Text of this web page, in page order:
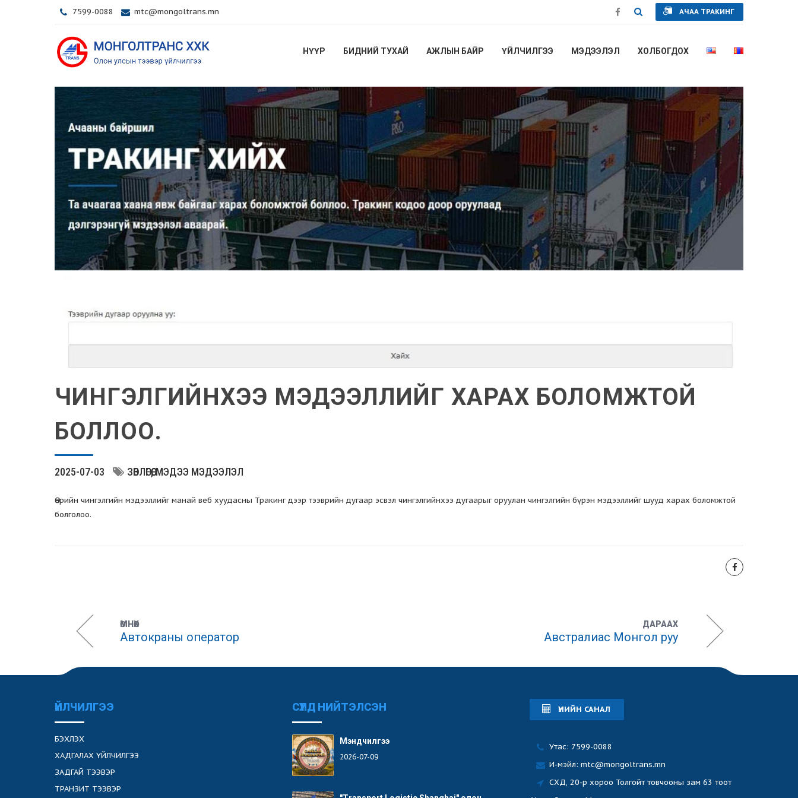
7599-0088 mtc@mongoltrans.mn АЧАА ТРАКИНГ
НҮҮР БИДНИЙ ТУХАЙ АЖЛЫН БАЙР ҮЙЛЧИЛГЭЭ МЭДЭЭЛЭЛ ХОЛБОГДОХ
ЧИНГЭЛГИЙНХЭЭ МЭДЭЭЛЛИЙГ ХАРАХ БОЛОМЖТОЙ
БОЛЛОО.
2025-07-03 ЗӨВЛӨГӨӨ МЭДЭЭ МЭДЭЭЛЭЛ
Өөрийн чингэлгийн мэдээллийг манай веб хуудасны Тракинг дээр тээврийн дугаар эсвэл чингэлгийнхээ дугаарыг оруулан чингэлгийн бүрэн мэдээллийг шууд харах боломжтой
болголоо.
ӨМНӨХ
Автокраны оператор
ДАРААХ
Австралиас Монгол руу
ҮЙЛЧИЛГЭЭ
БЭХЛЭХ
ХАДГАЛАХ ҮЙЛЧИЛГЭЭ
ЗАДГАЙ ТЭЭВЭР
ТРАНЗИТ ТЭЭВЭР
СҮҮЛД НИЙТЭЛСЭН
Мэндчилгээ
2026-07-09
ҮНИЙН САНАЛ
Утас: 7599-0088
И-мэйл: mtc@mongoltrans.mn
СХД, 20-р хороо Толгойт товчооны зам 63 тоот